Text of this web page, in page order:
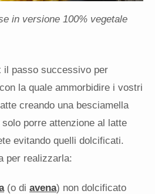
in versione 100% vegetale
il passo successivo per
la quale ammorbidire i vostri
creando una besciamella
porre attenzione al latte
evitando quelli dolcificati.
per realizzarla:
(o di avena) non dolcificato